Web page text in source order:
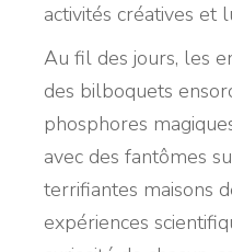
activités créatives et
Au fil des jours, les
des bilboquets
phosphores
avec des fantômes
terrifiantes maisons
expériences